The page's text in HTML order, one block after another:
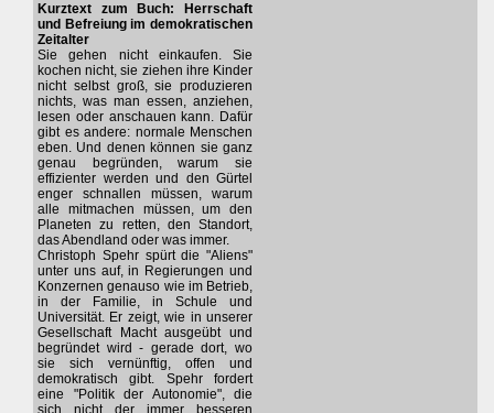
Kurztext zum Buch: Herrschaft
und Befreiung im demokratischen
Zeitalter
Sie gehen nicht einkaufen. Sie
kochen nicht, sie ziehen ihre Kinder
nicht selbst groß, sie produzieren
nichts, was man essen, anziehen,
lesen oder anschauen kann. Dafür
gibt es andere: normale Menschen
eben. Und denen können sie ganz
genau begründen, warum sie
effizienter werden und den Gürtel
enger schnallen müssen, warum
alle mitmachen müssen, um den
Planeten zu retten, den Standort,
das Abendland oder was immer.
Christoph Spehr spürt die "Aliens"
unter uns auf, in Regierungen und
Konzernen genauso wie im Betrieb,
in der Familie, in Schule und
Universität. Er zeigt, wie in unserer
Gesellschaft Macht ausgeübt und
begründet wird - gerade dort, wo
sie sich vernünftig, offen und
demokratisch gibt. Spehr fordert
eine "Politik der Autonomie", die
sich nicht der immer besseren